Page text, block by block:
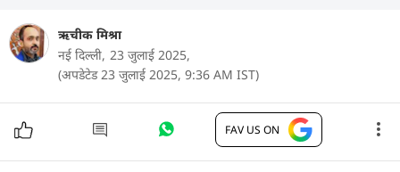
ऋचीक मिश्रा
नई दिल्ली, 23 जुलाई 2025,
(अपडेटेड 23 जुलाई 2025, 9:36 AM IST)
FAV US ON